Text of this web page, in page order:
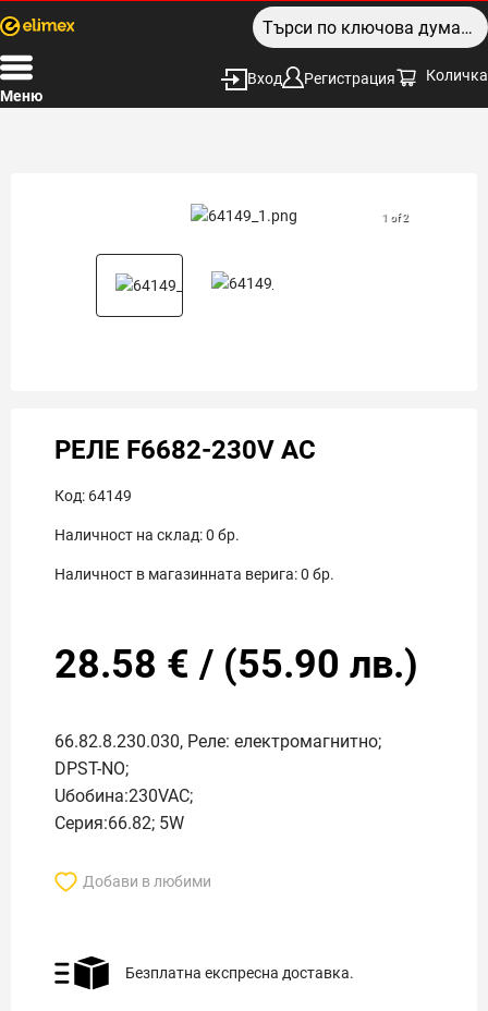
Меню
Вход Регистрация Количка
1 of 2
РЕЛЕ F6682-230V AC
Код: 64149
Наличност на склад:0 бр.
Наличност в магазинната верига:0 бр.
28.58 € / (55.90 лв.)
66.82.8.230.030, Реле: електромагнитно;
DPST-NO;
Uбобина:230VAC;
Серия:66.82; 5W
Добави в любими
Безплатна експресна доставка.